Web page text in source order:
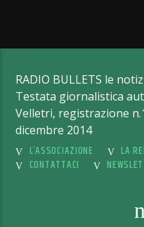
RADIO BULLETS le
Testata giornalistica
Velletri, registrazione
dicembre 2014
L’ASSOCIAZIONE
LA
CONTATTACI